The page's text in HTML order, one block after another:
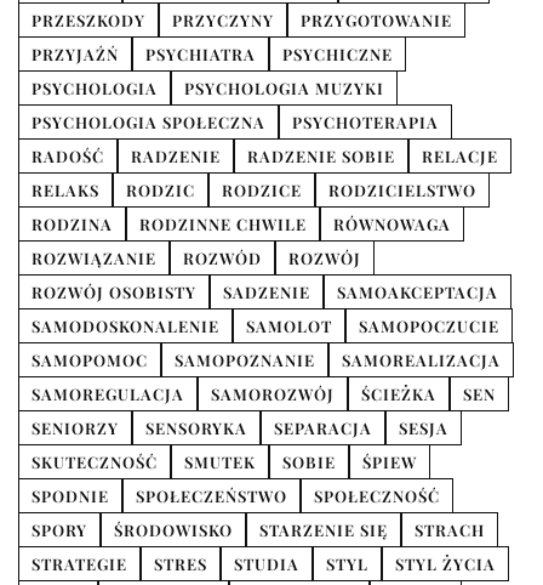
PRZESZKODY
PRZYCZYNY
PRZYGOTOWANIE
PRZYJAŹŃ
PSYCHIATRA
PSYCHICZNE
PSYCHOLOGIA
PSYCHOLOGIA MUZYKI
PSYCHOLOGIA SPOŁECZNA
PSYCHOTERAPIA
RADOŚĆ
RADZENIE RADZENIE SOBIE
RELACJE
RELAKS
RODZIC RODZICE
RODZICIELSTWO
RODZINA
RODZINNE CHWILE
RÓWNOWAGA
ROZWIĄZANIE
ROZWÓD
ROZWÓJ
ROZWÓJ OSOBISTY
SADZENIE
SAMOAKCEPTACJA
SAMODOSKONALENIE
SAMOLOT
SAMOPOCZUCIE
SAMOPOMOC
SAMOPOZNANIE
SAMOREALIZACJA
SAMOREGULACJA
SAMOROZWÓJ ŚCIEŻKA
SEN
SENIORZY
SENSORYKA SEPARACJA
SESJA
SKUTECZNOŚĆ
SMUTEK SOBIE
ŚPIEW
SPODNIE
SPOŁECZEŃSTWO
SPOŁECZNOŚĆ
SPORY
ŚRODOWISKO STARZENIE SIĘ
STRACH
STRATEGIE
STRES STUDIA STYL
STYL ŻYCIA